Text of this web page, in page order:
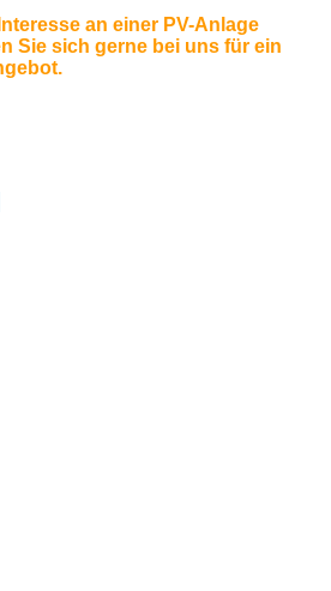
an einer PV-Anlage
Sie sich gerne bei uns für ein